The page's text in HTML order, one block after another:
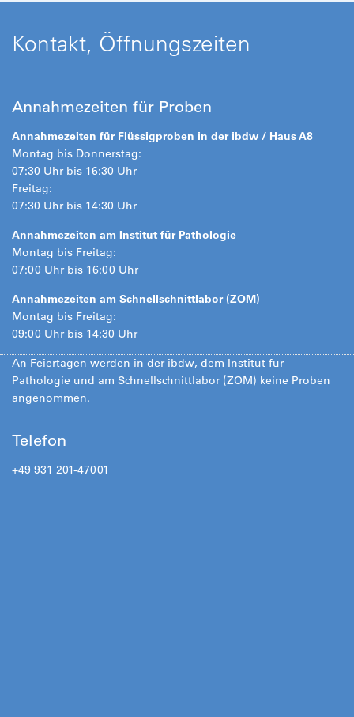
Kontakt, Öffnungszeiten
Annahmezeiten für Proben
Annahmezeiten für Flüssigproben in der ibdw / Haus A8
Montag bis Donnerstag:
07:30 Uhr bis 16:30 Uhr
Freitag:
07:30 Uhr bis 14:30 Uhr
Annahmezeiten am Institut für Pathologie
Montag bis Freitag:
07:00 Uhr bis 16:00 Uhr
Annahmezeiten am Schnellschnittlabor (ZOM)
Montag bis Freitag:
09:00 Uhr bis 14:30 Uhr
An Feiertagen werden in der ibdw, dem Institut für
Pathologie und am Schnellschnittlabor (ZOM) keine Proben
angenommen.
Telefon
+49 931 201-47001